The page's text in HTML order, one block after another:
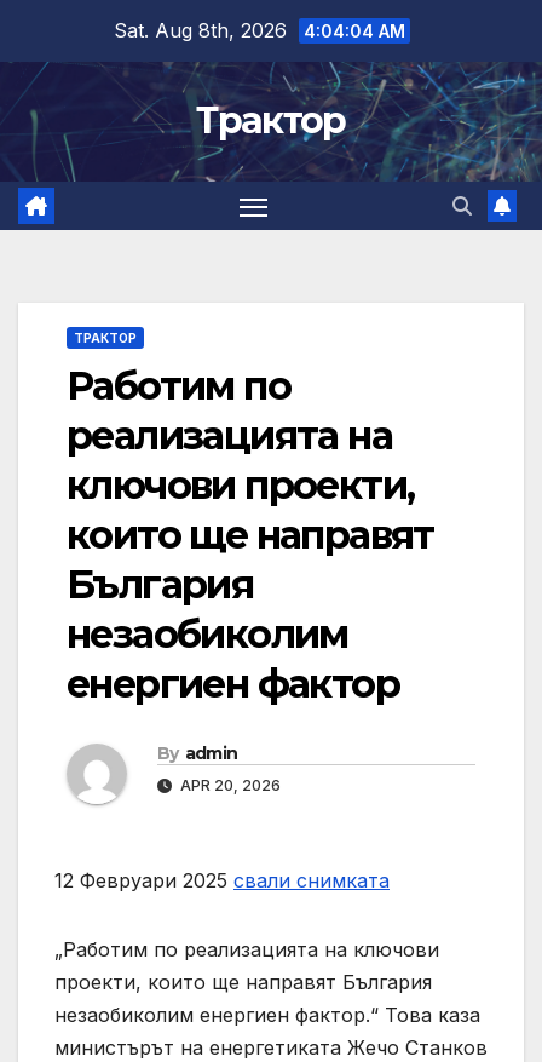
content
Sat. Aug 8th, 2026 4:04:05 AM
Трактор
ТРАКТОР
Работим по
реализацията на
ключови проекти,
които ще направят
България
незаобиколим
енергиен фактор
By admin
APR 20, 2026
12 Февруари 2025 свали снимката
„Работим по реализацията на ключови
проекти, които ще направят България
незаобиколим енергиен фактор.“ Това каза
министърът на енергетиката Жечо Станков